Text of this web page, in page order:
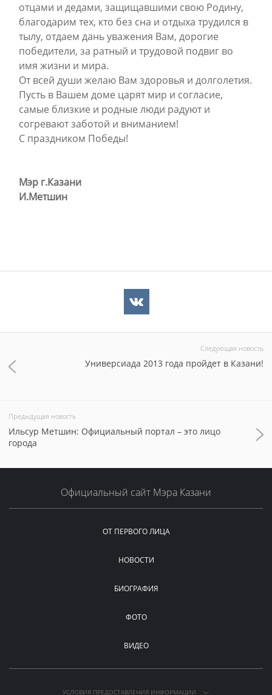
отцами и дедами, защищавшими свою Родину,
благодарим тех, кто без сна и отдыха трудился в
тылу, отдаем дань уважения Вам, дорогие
победители, за ратный и трудовой подвиг во
имя жизни и мира.
От всей души желаю Вам здоровья и долголетия.
Пусть в Вашем доме царят мир и согласие,
самые близкие и родные люди радуют и
согревают заботой и вниманием!
С праздником Победы!
Мэр г.Казани
И.Метшин
Следующая новость
Универсиада 2013 года пройдет в Казани!
Предыдущая новость
Ильсур Метшин: Официальный портал – это лицо
города
Официальный сайт Мэра Казани
ОТ ПЕРВОГО ЛИЦА
НОВОСТИ
БИОГРАФИЯ
ФОТО
ВИДЕО
УСЛОВИЯ ПРЕДОСТАВЛЕНИЯ ИНФОРМАЦИИ